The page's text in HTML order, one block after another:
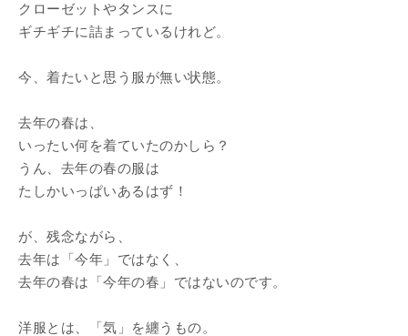
クローゼットやタンスに
ギチギチに詰まっているけれど。
今、着たいと思う服が無い状態。
去年の春は、
いったい何を着ていたのかしら？
うん、去年の春の服は
たしかいっぱいあるはず！
が、残念ながら、
去年は「今年」ではなく、
去年の春は「今年の春」ではないのです。
洋服とは、「気」を纏うもの。